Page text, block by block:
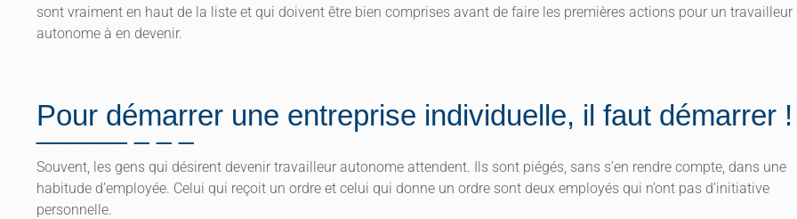
sont vraiment en haut de la liste et qui doivent être bien comprises avant de faire les premières actions pour un travailleur
autonome à en devenir.
Pour démarrer une entreprise individuelle, il faut démarrer !
Souvent, les gens qui désirent devenir travailleur autonome attendent. Ils sont piégés, sans s’en rendre compte, dans une
habitude d’employée. Celui qui reçoit un ordre et celui qui donne un ordre sont deux employés qui n’ont pas d’initiative
personnelle.